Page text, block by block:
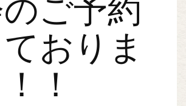
ご予約
おりま
！